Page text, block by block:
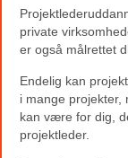
private
er også målrettet
Endelig kan
i mange projekter,
kan være for dig,
projektleder.